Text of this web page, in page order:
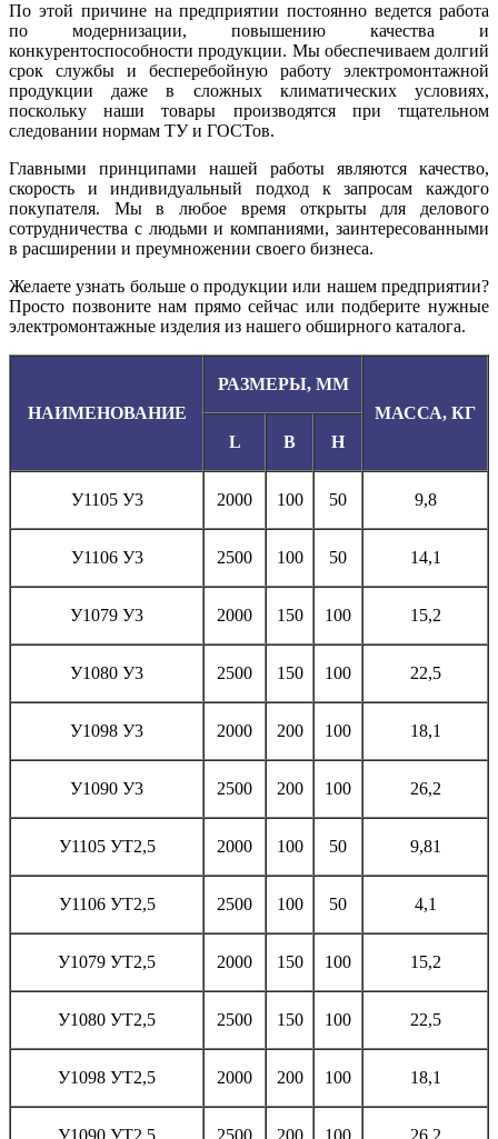
По этой причине на предприятии постоянно ведется работа
по модернизации, повышению качества и
конкурентоспособности продукции. Мы обеспечиваем долгий
срок службы и бесперебойную работу электромонтажной
продукции даже в сложных климатических условиях,
поскольку наши товары производятся при тщательном
следовании нормам ТУ и ГОСТов.
Главными принципами нашей работы являются качество,
скорость и индивидуальный подход к запросам каждого
покупателя. Мы в любое время открыты для делового
сотрудничества с людьми и компаниями, заинтересованными
в расширении и преумножении своего бизнеса.
Желаете узнать больше о продукции или нашем предприятии?
Просто позвоните нам прямо сейчас или подберите нужные
электромонтажные изделия из нашего обширного каталога.
НАИМЕНОВАНИЕ
РАЗМЕРЫ, ММ
МАССА, КГ
L
B H
У1105 У3 2000 100 50 9,8
У1106 У3 2500 100 50 14,1
У1079 У3 2000 150 100 15,2
У1080 У3 2500 150 100 22,5
У1098 У3 2000 200 100 18,1
У1090 У3 2500 200 100 26,2
У1105 УТ2,5 2000 100 50 9,81
У1106 УТ2,5 2500 100 50 4,1
У1079 УТ2,5 2000 150 100 15,2
У1080 УТ2,5 2500 150 100 22,5
У1098 УТ2,5 2000 200 100 18,1
У1090 УТ2,5 2500 200 100 26,2